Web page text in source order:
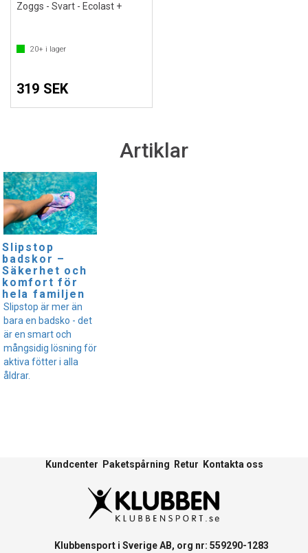
Zoggs - Svart - Ecolast +
20+ i lager
319 SEK
Artiklar
Slipstop
badskor –
Säkerhet och
komfort för
hela familjen
Slipstop är mer än
bara en badsko - det
är en smart och
mångsidig lösning för
aktiva fötter i alla
åldrar.
Kundcenter Paketspårning Retur Kontakta oss
Klubbensport i Sverige AB, org nr: 559290-1283